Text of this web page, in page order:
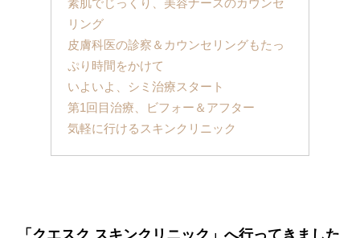
リング
皮膚科医の診察＆カウンセリングもたっ
ぷり時間をかけて
いよいよ、シミ治療スタート
第1回目治療、ビフォー＆アフター
気軽に行けるスキンクリニック
「クエスク スキンクリニック」へ行ってきました